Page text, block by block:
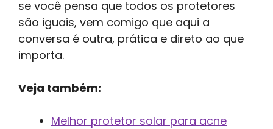
se você pensa que todos os protetores
são iguais, vem comigo que aqui a
conversa é outra, prática e direto ao que
importa.
Veja também:
Melhor protetor solar para acne